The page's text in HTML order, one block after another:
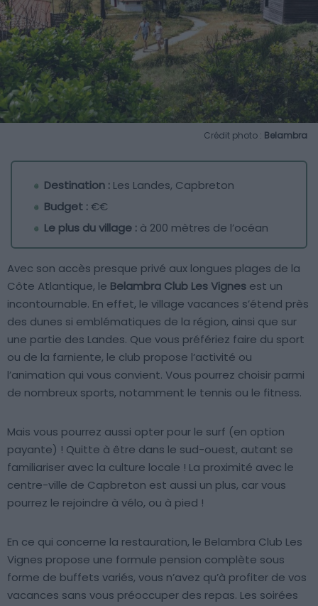
Crédit photo : Belambra
Destination : Les Landes, Capbreton
Budget :€€
Le plus du village : à 200 mètres de l’océan
Avec son accès presque privé aux longues plages de la
Côte Atlantique, le Belambra Club Les Vignes est un
incontournable. En effet, le village vacances s’étend près
des dunes si emblématiques de la région, ainsi que sur
une partie des Landes. Que vous préfériez faire du sport
ou de la farniente, le club propose l’activité ou
l’animation qui vous convient. Vous pourrez choisir parmi
de nombreux sports, notamment le tennis ou le fitness.
Mais vous pourrez aussi opter pour le surf (en option
payante) ! Quitte à être dans le sud-ouest, autant se
familiariser avec la culture locale ! La proximité avec le
centre-ville de Capbreton est aussi un plus, car vous
pourrez le rejoindre à vélo, ou à pied !
En ce qui concerne la restauration, le Belambra Club Les
Vignes propose une formule pension complète sous
forme de buffets variés, vous n’avez qu’à profiter de vos
vacances sans vous préoccuper des repas. Les soirées